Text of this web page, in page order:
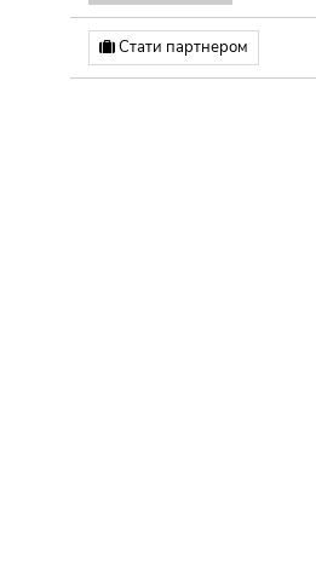
Стати партнером